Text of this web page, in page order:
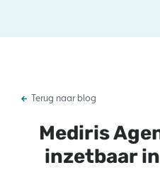
Terug naar blog
Mediris
inzetbaar